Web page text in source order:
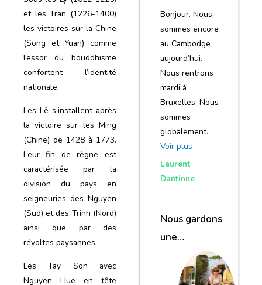
et les Tran (1226-1400)
les victoires sur la Chine
(Song et Yuan) comme
l’essor du bouddhisme
confortent l’identité
nationale.
Les Lê s’installent après
la victoire sur les Ming
(Chine) de 1428 à 1773.
Leur fin de règne est
caractérisée par la
division du pays en
seigneuries des Nguyen
(Sud) et des Trinh (Nord)
ainsi que par des
révoltes paysannes.
Les Tay Son avec
Nguyen Hue en tête
Bonjour. Nous
sommes encore
au Cambodge
aujourd’hui.
Nous rentrons
mardi à
Bruxelles. Nous
sommes
globalement…
Voir plus
Laurent
Dantinne
Nous gardons
une
excellente
impression de